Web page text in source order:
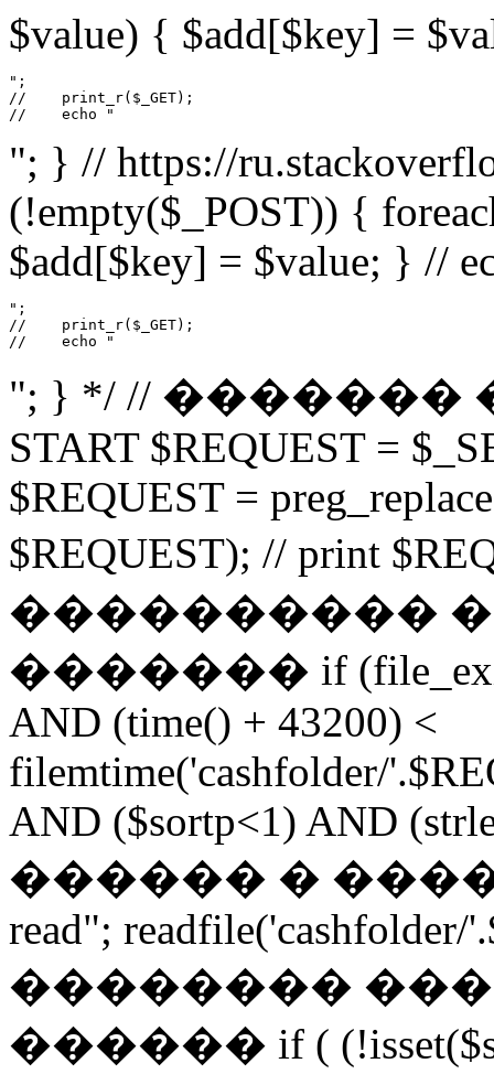
$value) { $add[$key] =
";
//    print_r($_GET);
//    echo "
"; } // https://
(!empty($_POST)) {
$add[$key] = $value; } //
";
//    print_r($_GET);
//    echo "
"; } */ //
START $REQUEST =
$REQUEST =
$REQUEST); // print
����������
������� if
AND (time() + 43200) <
filemtime('cashfolder/
AND ($sortp<1) AND
������ �
read";
��������
������ if (